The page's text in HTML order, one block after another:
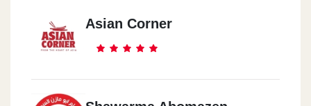
Asian Corner